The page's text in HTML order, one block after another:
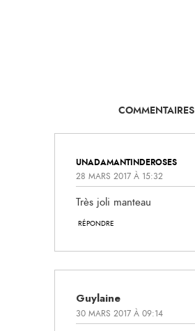
COMMENTAIRES
UNADAMANTINDEROSES
28 MARS 2017 À 15:32
Très joli manteau
RÉPONDRE
Guylaine
30 MARS 2017 À 09:14